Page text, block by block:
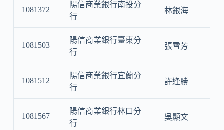
1081372
陽信商業銀行南投分
行
林銀海
1081503
陽信商業銀行臺東分
行
張雪芳
1081512
陽信商業銀行宜蘭分
行
許逢勝
1081567
陽信商業銀行林口分
行
吳顯文